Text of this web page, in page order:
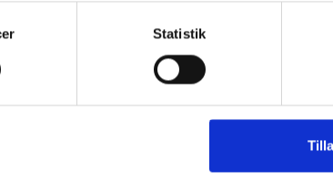
Statistik
kan klæbe til et langt forskelligt materiale herunder
glasfiber og aluminium.
produktet.